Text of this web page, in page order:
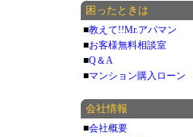
困ったときは
■教えて!!Mr.アパマン
■お客様無料相談室
■Q＆A
■マンション購入ローン
会社情報
■会社概要